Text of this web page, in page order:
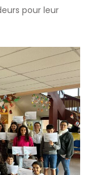
pour leur